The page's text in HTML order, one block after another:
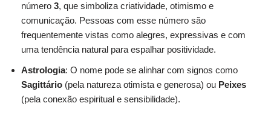
número 3, que simboliza criatividade, otimismo e
comunicação. Pessoas com esse número são
frequentemente vistas como alegres, expressivas e com
uma tendência natural para espalhar positividade.
Astrologia: O nome pode se alinhar com signos como
Sagittário (pela natureza otimista e generosa) ou Peixes
(pela conexão espiritual e sensibilidade).